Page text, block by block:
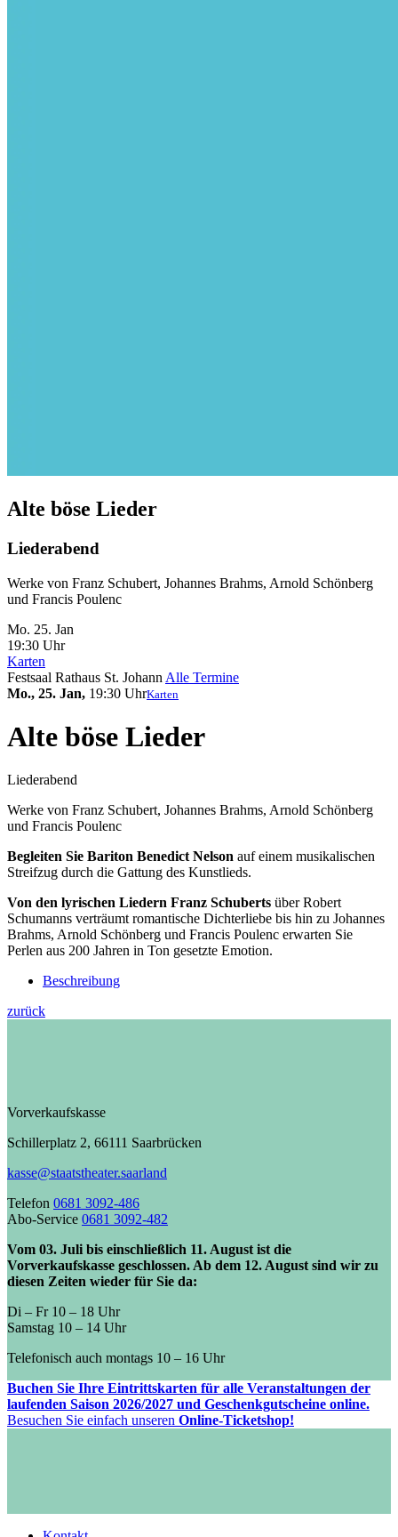
Alte böse Lieder
Liederabend
Werke von Franz Schubert, Johannes Brahms, Arnold Schönberg
und Francis Poulenc
Mo. 25. Jan
19:30 Uhr
Karten
Festsaal Rathaus St. Johann Alle Termine
Mo., 25. Jan, 19:30 UhrKarten
Alte böse Lieder
Liederabend
Werke von Franz Schubert, Johannes Brahms, Arnold Schönberg
und Francis Poulenc
Begleiten Sie Bariton Benedict Nelson auf einem musikalischen
Streifzug durch die Gattung des Kunstlieds.
Von den lyrischen Liedern Franz Schuberts über Robert
Schumanns verträumt romantische Dichterliebe bis hin zu Johannes
Brahms, Arnold Schönberg und Francis Poulenc erwarten Sie
Perlen aus 200 Jahren in Ton gesetzte Emotion.
Beschreibung
zurück
Vorverkaufskasse
Schillerplatz 2, 66111 Saarbrücken
kasse@staatstheater.saarland
Telefon 0681 3092-486
Abo-Service 0681 3092-482
Vom 03. Juli bis einschließlich 11. August ist die
Vorverkaufskasse geschlossen. Ab dem 12. August sind wir zu
diesen Zeiten wieder für Sie da:
Di – Fr 10 – 18 Uhr
Samstag 10 – 14 Uhr
Telefonisch auch montags 10 – 16 Uhr
Buchen Sie Ihre Eintrittskarten für alle Veranstaltungen der
laufenden Saison 2026/2027 und Geschenkgutscheine online.
Besuchen Sie einfach unseren Online-Ticketshop!